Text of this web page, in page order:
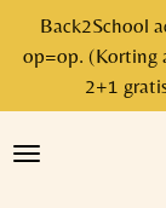
direct
de
hoofdinhoud
Back2School
op=op. (Korting
2+1